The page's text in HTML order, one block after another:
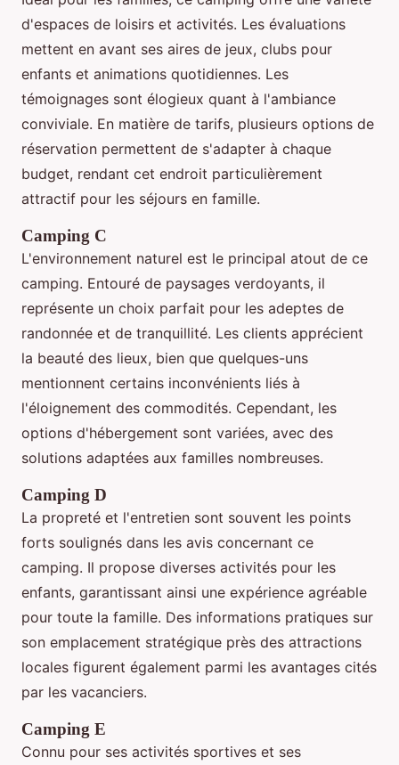
d'espaces de loisirs et activités. Les évaluations
mettent en avant ses aires de jeux, clubs pour
enfants et animations quotidiennes. Les
témoignages sont élogieux quant à l'ambiance
conviviale. En matière de tarifs, plusieurs options de
réservation permettent de s'adapter à chaque
budget, rendant cet endroit particulièrement
attractif pour les séjours en famille.
Camping C
L'environnement naturel est le principal atout de ce
camping. Entouré de paysages verdoyants, il
représente un choix parfait pour les adeptes de
randonnée et de tranquillité. Les clients apprécient
la beauté des lieux, bien que quelques-uns
mentionnent certains inconvénients liés à
l'éloignement des commodités. Cependant, les
options d'hébergement sont variées, avec des
solutions adaptées aux familles nombreuses.
Camping D
La propreté et l'entretien sont souvent les points
forts soulignés dans les avis concernant ce
camping. Il propose diverses activités pour les
enfants, garantissant ainsi une expérience agréable
pour toute la famille. Des informations pratiques sur
son emplacement stratégique près des attractions
locales figurent également parmi les avantages cités
par les vacanciers.
Camping E
Connu pour ses activités sportives et ses